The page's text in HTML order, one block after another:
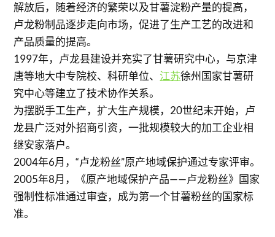
解放后，随着经济的繁荣以及甘薯淀粉产量的提高，
卢龙粉制品逐步走向市场，促进了生产工艺的改进和
产品质量的提高。
1997年，卢龙县建设并充实了甘薯研究中心，与京津
唐等地大中专院校、科研单位、 江苏徐州国家甘薯研
究中心等建立了技术协作关系。
为摆脱手工生产，扩大生产规模，20世纪末开始，卢
龙县广泛对外招商引资，一批规模较大的加工企业相
继安家落户。
2004年6月，“卢龙粉丝”原产地域保护通过专家评审。
2005年8月，《原产地域保护产品——卢龙粉丝》国家
强制性标准通过审查，成为第一个甘薯粉丝的国家标
准。